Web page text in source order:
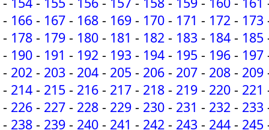
- 166 - 167 - 168 - 169 - 170 - 171 - 172 - 173
- 178 - 179 - 180 - 181 - 182 - 183 - 184 - 185
- 190 - 191 - 192 - 193 - 194 - 195 - 196 - 197
- 202 - 203 - 204 - 205 - 206 - 207 - 208 - 209
- 214 - 215 - 216 - 217 - 218 - 219 - 220 - 221
- 226 - 227 - 228 - 229 - 230 - 231 - 232 - 233
- 238 - 239 - 240 - 241 - 242 - 243 - 244 - 245